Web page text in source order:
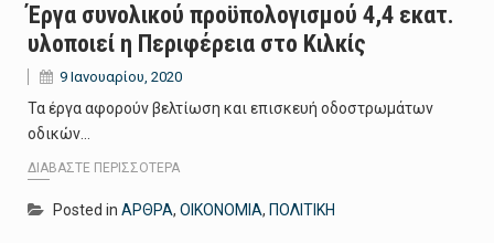
Έργα συνολικού προϋπολογισμού 4,4 εκατ.
υλοποιεί η Περιφέρεια στο Κιλκίς
9 Ιανουαρίου, 2020
Τα έργα αφορούν βελτίωση και επισκευή οδοστρωμάτων
οδικών…
ΔΙΑΒΆΣΤΕ ΠΕΡΙΣΣΌΤΕΡΑ
Posted in ΑΡΘΡΑ, ΟΙΚΟΝΟΜΙΑ, ΠΟΛΙΤΙΚΗ